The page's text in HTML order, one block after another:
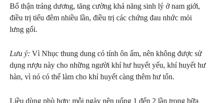
Bổ thận tráng dương, tăng cường khả năng sinh lý ở nam giới,
điều trị tiểu đêm nhiều lần, điều trị các chứng đau nhức mỏi
lưng gối.
Lưu ý: Vì Nhục thung dung có tính ôn ấm, nên không được sử
dụng rượu này cho những người khí hư huyết yếu, khí huyết hư
hàn, vì nó có thể làm cho khí huyết càng thêm hư tổn.
Liều dùng phù hợp: mỗi ngày nên uống 1 đến 2 lần trong bữa